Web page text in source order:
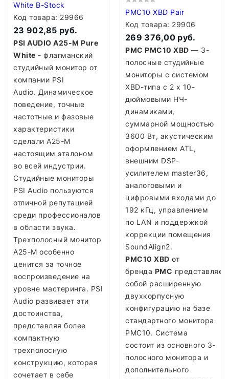
White B-Stock
Код товара: 29966
23 902,85 руб.
PSI AUDIO A25-M Pure
White - флагманский
студийный монитор от
компании PSI
Audio. Динамическое
поведение, точные
частотные и фазовые
характеристики
сделали A25-M
настоящим эталоном
во всей индустрии.
Студийные мониторы
PSI Audio пользуются
отличной репутацией
среди профессионалов
в области звука.
Трехполосный монитор
A25-M особенно
ценится за точное
воспроизведение на
уровне мастеринга. PSI
Audio развивает эти
достоинства,
представляя более
компактную
трехполосную
конструкцию, которая
сочетает в себе
PMC10 XBD Pair
Код товара: 29906
269 376,00 руб.
PMC PMC10 XBD — 3-
полосные студийные
мониторы с системом
XBD-типа с 2 x 10-
дюймовыми НЧ-
динамиками,
суммарной мощностью
3600 Вт, акустическим
оформлением ATL,
внешним DSP-
усилителем master36,
аналоговыми и
цифровыми входами до
192 кГц, управлением
по LAN и поддержкой
коррекции помещения
SoundAlign2.
PMC10 XBD от
бренда PMC представляет
собой расширенную
двухкорпусную
конфигурацию на базе
стандартного монитора
PMC10. Система
состоит из основного 3-
полосного монитора и
дополнительного